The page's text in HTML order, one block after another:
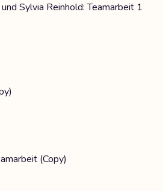
Sylvia Reinhold: Teamarbeit 1
(Copy)